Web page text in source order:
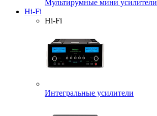
Мультирумные мини усилители
Hi-Fi
Hi-Fi
Интегральные усилители